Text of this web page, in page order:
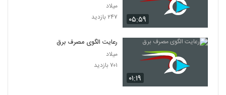
۰۵:۵۹
میلاد
۲۴۷ بازدید
۰۱:۱۹
رعایت الگوی مصرف برق
میلاد
۷۰۱ بازدید